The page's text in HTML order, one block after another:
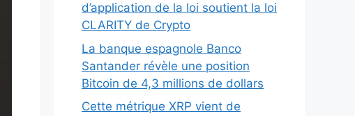
d’application de la loi soutient la loi
CLARITY de Crypto
La banque espagnole Banco
Santander révèle une position
Bitcoin de 4,3 millions de dollars
Cette métrique XRP vient de